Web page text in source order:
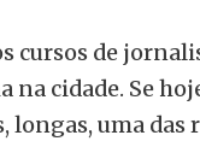
cursos de
na cidade. Se
uma das